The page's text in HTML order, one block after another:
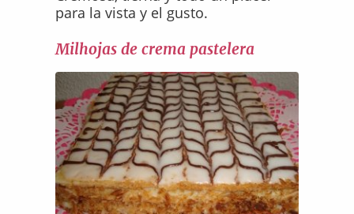
para la vista y el gusto.
Milhojas de crema pastelera